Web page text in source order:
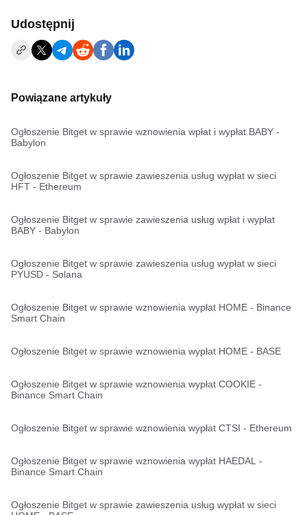
Udostępnij
Powiązane artykuły
Ogłoszenie Bitget w sprawie wznowienia wpłat i wypłat BABY -
Babylon
Ogłoszenie Bitget w sprawie zawieszenia usług wypłat w sieci
HFT - Ethereum
Ogłoszenie Bitget w sprawie zawieszenia usług wpłat i wypłat
BABY - Babylon
Ogłoszenie Bitget w sprawie zawieszenia usług wypłat w sieci
PYUSD - Solana
Ogłoszenie Bitget w sprawie wznowienia wypłat HOME - Binance
Smart Chain
Ogłoszenie Bitget w sprawie wznowienia wypłat HOME - BASE
Ogłoszenie Bitget w sprawie wznowienia wypłat COOKIE -
Binance Smart Chain
Ogłoszenie Bitget w sprawie wznowienia wypłat CTSI - Ethereum
Ogłoszenie Bitget w sprawie wznowienia wypłat HAEDAL -
Binance Smart Chain
Ogłoszenie Bitget w sprawie zawieszenia usług wypłat w sieci